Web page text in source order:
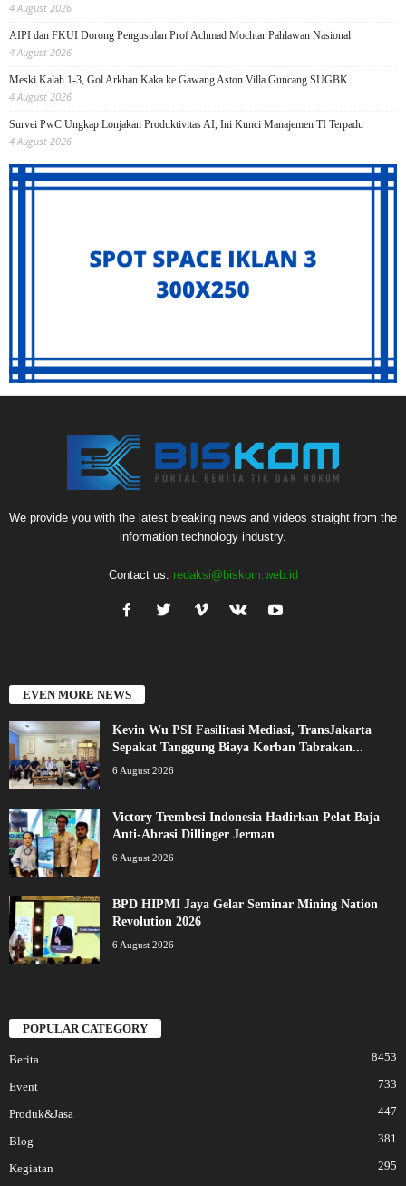
4 August 2026
AIPI dan FKUI Dorong Pengusulan Prof Achmad Mochtar Pahlawan Nasional
4 August 2026
Meski Kalah 1-3, Gol Arkhan Kaka ke Gawang Aston Villa Guncang SUGBK
4 August 2026
Survei PwC Ungkap Lonjakan Produktivitas AI, Ini Kunci Manajemen TI Terpadu
4 August 2026
We provide you with the latest breaking news and videos straight from the
information technology industry.
Contact us: redaksi@biskom.web.id
EVEN MORE NEWS
Kevin Wu PSI Fasilitasi Mediasi, TransJakarta
Sepakat Tanggung Biaya Korban Tabrakan...
6 August 2026
Victory Trembesi Indonesia Hadirkan Pelat Baja
Anti-Abrasi Dillinger Jerman
6 August 2026
BPD HIPMI Jaya Gelar Seminar Mining Nation
Revolution 2026
6 August 2026
POPULAR CATEGORY
Berita 8453
Event 733
Produk&Jasa 447
Blog 381
Kegiatan
295